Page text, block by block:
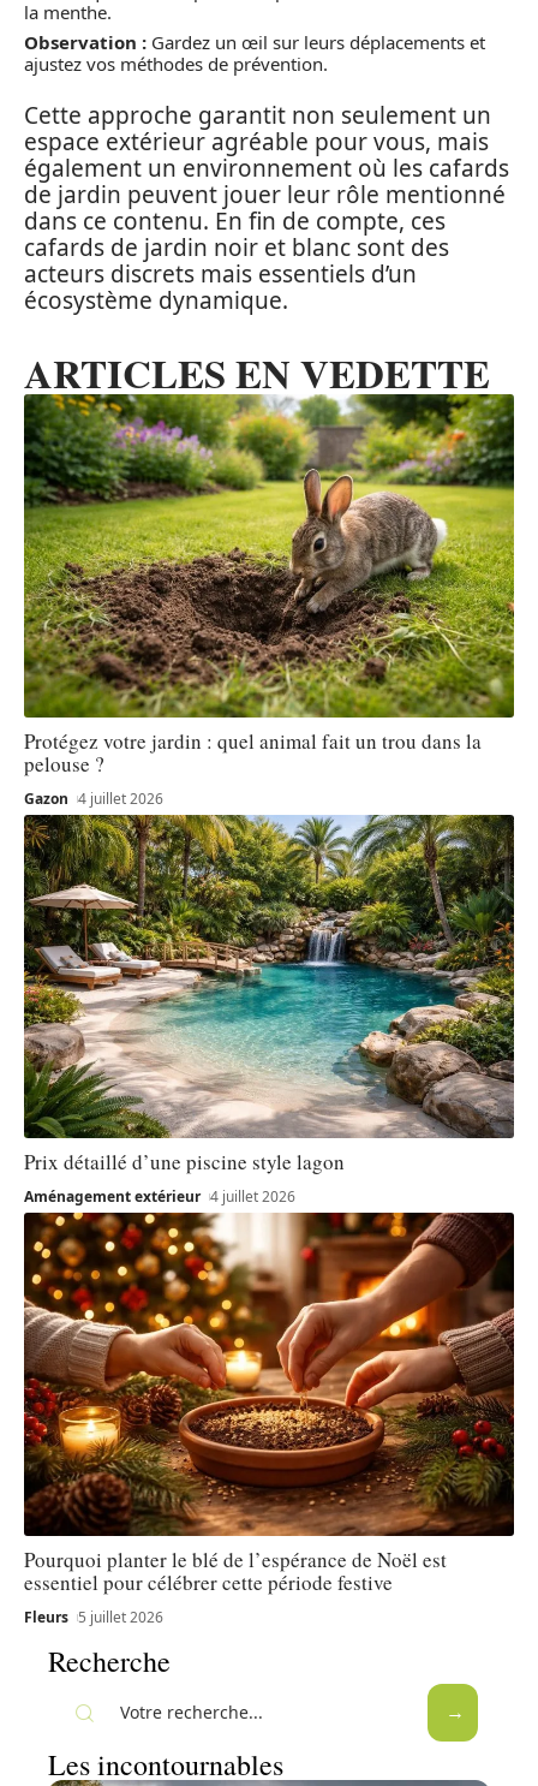
la menthe.
Observation : Gardez un œil sur leurs déplacements et
ajustez vos méthodes de prévention.
Cette approche garantit non seulement un
espace extérieur agréable pour vous, mais
également un environnement où les cafards
de jardin peuvent jouer leur rôle mentionné
dans ce contenu. En fin de compte, ces
cafards de jardin noir et blanc sont des
acteurs discrets mais essentiels d’un
écosystème dynamique.
ARTICLES EN VEDETTE
Protégez votre jardin : quel animal fait un trou dans la
pelouse ?
Gazon 4 juillet 2026
Prix détaillé d’une piscine style lagon
Aménagement extérieur 4 juillet 2026
Pourquoi planter le blé de l’espérance de Noël est
essentiel pour célébrer cette période festive
Fleurs 5 juillet 2026
Recherche
Les incontournables